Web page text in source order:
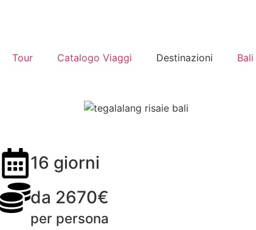
Tour Catalogo Viaggi Destinazioni Bali
16 giorni
da 2670€
per persona